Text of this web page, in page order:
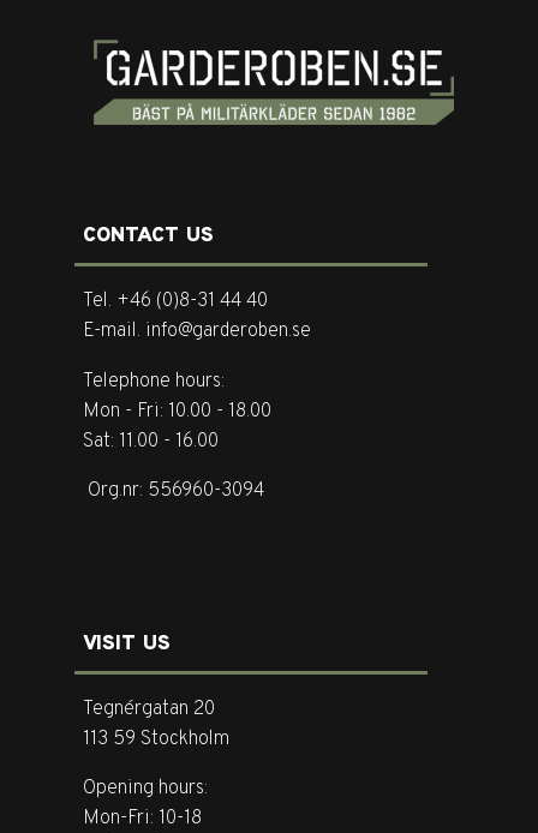
CONTACT US
Tel. +46 (0)8-31 44 40
E-mail. info@garderoben.se
Telephone hours:
Mon - Fri: 10.00 - 18.00
Sat: 11.00 - 16.00
Org.nr: 556960-3094
VISIT US
Tegnérgatan 20
113 59 Stockholm
Opening hours:
Mon-Fri: 10-18